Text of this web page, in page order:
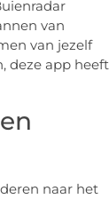
van
van jezelf
deze app heeft
naar het